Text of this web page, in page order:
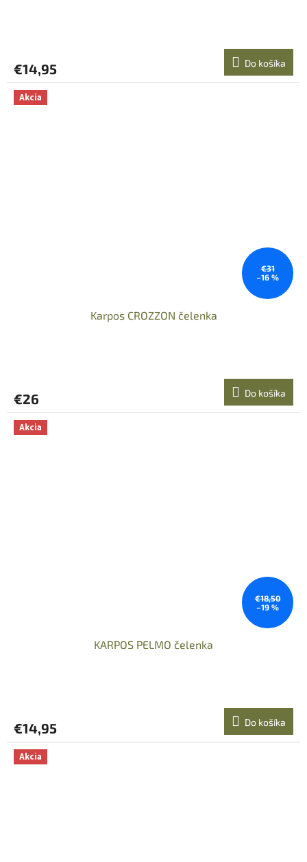
€14,95 Do košíka
Akcia
€31
–16 %
Karpos CROZZON čelenka
€26 Do košíka
Akcia
€18,50
–19 %
KARPOS PELMO čelenka
€14,95 Do košíka
Akcia